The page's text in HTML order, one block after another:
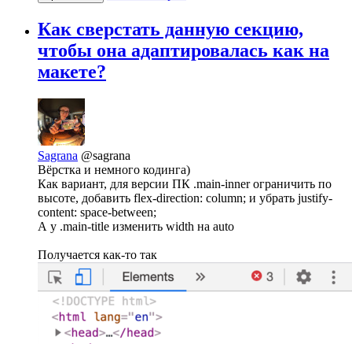
Как сверстать данную секцию,
чтобы она адаптировалась как на
макете?
Sagrana @sagrana
Вёрстка и немного кодинга)
Как вариант, для версии ПК .main-inner ограничить по
высоте, добавить flex-direction: column; и убрать justify-
content: space-between;
А у .main-title изменить width на auto
Получается как-то так